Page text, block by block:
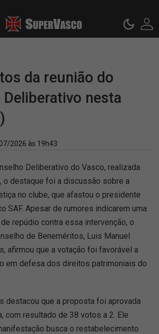
da reunião do
Deliberativo nesta
2026 às 19h43
Deliberativo do Vasco, realizada
o destaque foi a discussão sobre a
no clube, que afastou o presidente
SAF. Apesar de rumores indicarem uma
repúdio contra essa intervenção, o
de Beneméritos, Luis Manuel
afirmou que a votação foi favorável a
em defesa dos direitos patrimoniais do
destacou que a proposta foi aprovada
com resultado de 38 votos a 2. Ele
busca o restabelecimento